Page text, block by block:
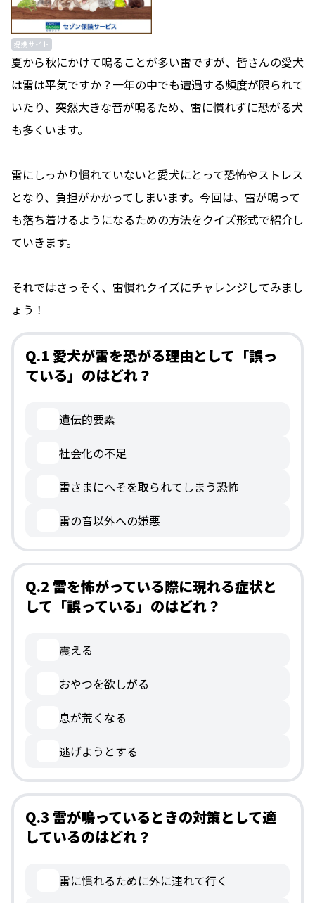
提携サイト
夏から秋にかけて鳴ることが多い雷ですが、皆さんの愛犬
は雷は平気ですか？一年の中でも遭遇する頻度が限られて
いたり、突然大きな音が鳴るため、雷に慣れずに恐がる犬
も多くいます。
雷にしっかり慣れていないと愛犬にとって恐怖やストレス
となり、負担がかかってしまいます。今回は、雷が鳴って
も落ち着けるようになるための方法をクイズ形式で紹介し
ていきます。
それではさっそく、雷慣れクイズにチャレンジしてみまし
ょう！
Q.1 愛犬が雷を恐がる理由として「誤っ
ている」のはどれ？
遺伝的要素
社会化の不足
雷さまにへそを取られてしまう恐怖
雷の音以外への嫌悪
Q.2 雷を怖がっている際に現れる症状と
して「誤っている」のはどれ？
震える
おやつを欲しがる
息が荒くなる
逃げようとする
Q.3 雷が鳴っているときの対策として適
しているのはどれ？
雷に慣れるために外に連れて行く